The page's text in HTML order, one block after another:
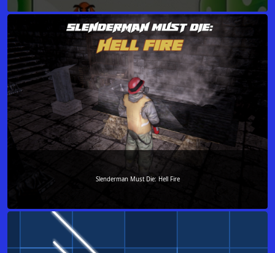
Slenderman Must Die: Hell Fire